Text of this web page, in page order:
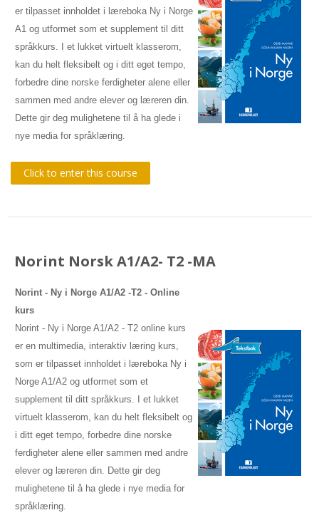
er tilpasset innholdet i læreboka Ny i Norge
A1 og utformet som et supplement til ditt
språkkurs. I et lukket virtuelt klasserom,
kan du helt fleksibelt og i ditt eget tempo,
forbedre dine norske ferdigheter alene eller
sammen med andre elever og læreren din.
Dette gir deg mulighetene til å ha glede i
nye media for språklæring.
Click to enter this course
Norint Norsk A1/A2- T2 -MA
Norint - Ny i Norge A1/A2 -T2 - Online
kurs
Norint - Ny i Norge A1/A2 - T2 online kurs
er en multimedia, interaktiv læring kurs,
som er tilpasset innholdet i læreboka Ny i
Norge A1/A2 og utformet som et
supplement til ditt språkkurs. I et lukket
virtuelt klasserom, kan du helt fleksibelt og
i ditt eget tempo, forbedre dine norske
ferdigheter alene eller sammen med andre
elever og læreren din. Dette gir deg
mulighetene til å ha glede i nye media for
språklæring.